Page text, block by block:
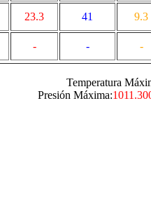
23.3 41
9.3
- - -
Temperatura
Presión Máxima: